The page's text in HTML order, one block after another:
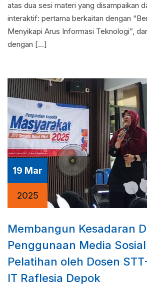
atas dua sesi materi yang disampaikan
interaktif: pertama berkaitan dengan
Menyikapi Arus Informasi Teknologi”,
dengan […]
19 Mar
2025
Membangun Kesadaran
Penggunaan Media
Pelatihan oleh Dosen
IT Raflesia Depok